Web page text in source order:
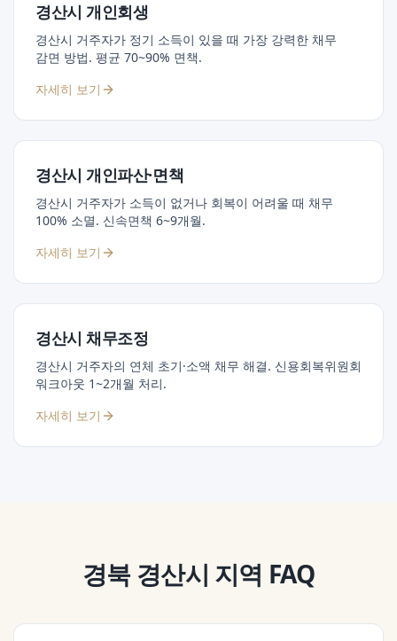
경산시 개인회생
경산시 거주자가 정기 소득이 있을 때 가장 강력한 채무
감면 방법. 평균 70~90% 면책.
자세히 보기
경산시 개인파산·면책
경산시 거주자가 소득이 없거나 회복이 어려울 때 채무
100% 소멸. 신속면책 6~9개월.
자세히 보기
경산시 채무조정
경산시 거주자의 연체 초기·소액 채무 해결. 신용회복위원회
워크아웃 1~2개월 처리.
자세히 보기
경북 경산시 지역 FAQ